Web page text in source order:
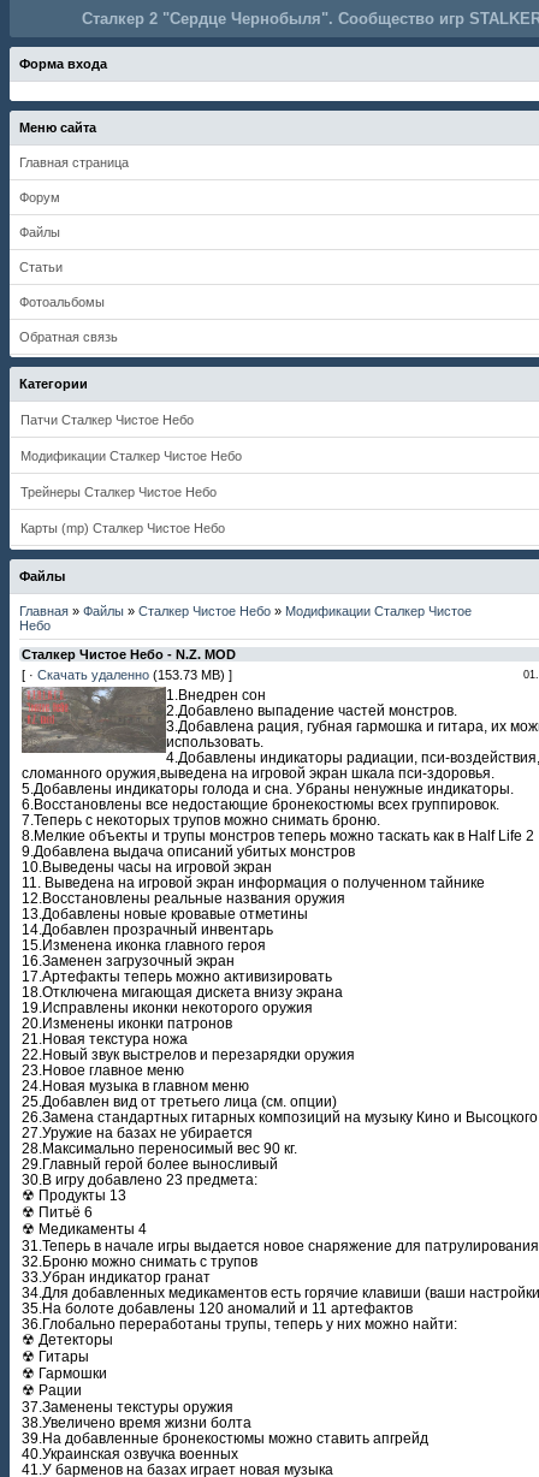
Сталкер 2 "Сердце Чернобыля". Сообщество игр
Форма входа
Меню сайта
Главная страница
Форум
Файлы
Статьи
Фотоальбомы
Обратная связь
Категории
Патчи Сталкер Чистое Небо
Модификации Сталкер Чистое Небо
Трейнеры Сталкер Чистое Небо
Карты (mp) Сталкер Чистое Небо
Файлы
Главная » Файлы » Сталкер Чистое Небо » Модификации Сталкер Чистое
Небо
Сталкер Чистое Небо - N.Z. MOD
[ · Скачать удаленно (153.73 MB) ]
1.Внедрен сон
2.Добавлено выпадение частей монстров.
3.Добавлена рация, губная гармошка и гитара, их
использовать.
4.Добавлены индикаторы радиации, пси-воздействия,
сломанного оружия,выведена на игровой экран шкала пси-здоровья.
5.Добавлены индикаторы голода и сна. Убраны ненужные индикаторы.
6.Восстановлены все недостающие бронекостюмы всех группировок.
7.Теперь с некоторых трупов можно снимать броню.
8.Мелкие объекты и трупы монстров теперь можно таскать как в Half Life 2
9.Добавлена выдача описаний убитых монстров
10.Выведены часы на игровой экран
11. Выведена на игровой экран информация о полученном тайнике
12.Восстановлены реальные названия оружия
13.Добавлены новые кровавые отметины
14.Добавлен прозрачный инвентарь
15.Изменена иконка главного героя
16.Заменен загрузочный экран
17.Артефакты теперь можно активизировать
18.Отключена мигающая дискета внизу экрана
19.Исправлены иконки некоторого оружия
20.Изменены иконки патронов
21.Новая текстура ножа
22.Новый звук выстрелов и перезарядки оружия
23.Новое главное меню
24.Новая музыка в главном меню
25.Добавлен вид от третьего лица (см. опции)
26.Замена стандартных гитарных композиций на музыку Кино и
27.Уружие на базах не убирается
28.Максимально переносимый вес 90 кг.
29.Главный герой более выносливый
30.В игру добавлено 23 предмета:
☢ Продукты 13
☢ Питьё 6
☢ Медикаменты 4
31.Теперь в начале игры выдается новое снаряжение для патрулирования
32.Броню можно снимать с трупов
33.Убран индикатор гранат
34.Для добавленных медикаментов есть горячие клавиши (ваши
35.На болоте добавлены 120 аномалий и 11 артефактов
36.Глобально переработаны трупы, теперь у них можно найти:
☢ Детекторы
☢ Гитары
☢ Гармошки
☢ Рации
37.Заменены текстуры оружия
38.Увеличено время жизни болта
39.На добавленные бронекостюмы можно ставить апгрейд
40.Украинская озвучка военных
41.У барменов на базах играет новая музыка